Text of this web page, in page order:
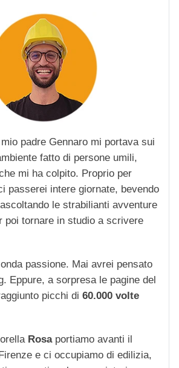
padre Gennaro mi portava sui
fatto di persone umili,
mi ha colpito. Proprio per
passerei intere giornate, bevendo
le strabilianti avventure
poi tornare in studio a scrivere
passione. Mai avrei pensato
Eppure, a sorpresa le pagine del
picchi di 60.000 volte
Rosaportiamo avanti il
e ci occupiamo di edilizia,